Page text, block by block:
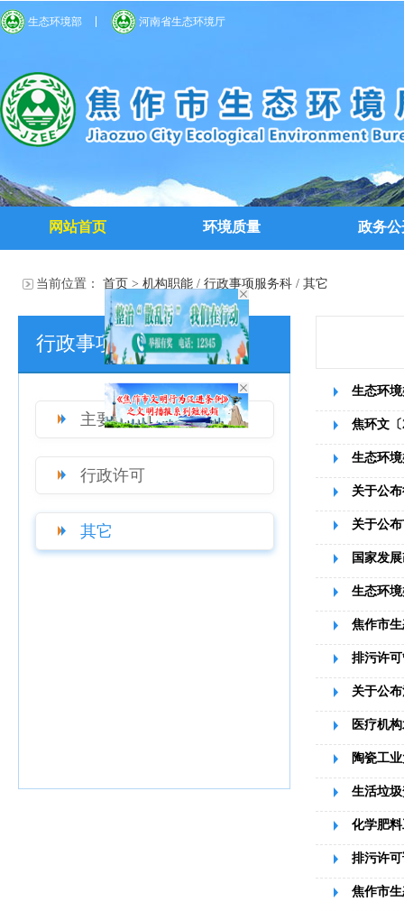
生态环境部 河南省生态环境厅
网站首页 环境质量 政务公
当前位置： 首页 > 机构职能 / 行政事项服务科 / 其它
行政事项服务科
主要职责
行政许可
其它
生态环
生态环
关于公
关于公
生态环
排污许
关于公
医疗机
陶瓷工
生活垃
化学肥
排污许
焦作市